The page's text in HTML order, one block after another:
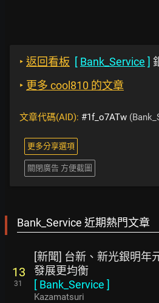
‣ 返回看板 [ Bank_Service ]
‣ 更多 cool810 的文章
文章代碼(AID): #1f_o7ATw
更多分享選項
關閉廣告 方便截圖
Bank_Service 近期熱門文章
13
31
[新聞] 台新、新光銀明年
發展更均衡
[ Bank_Service ]
Kazamatsuri